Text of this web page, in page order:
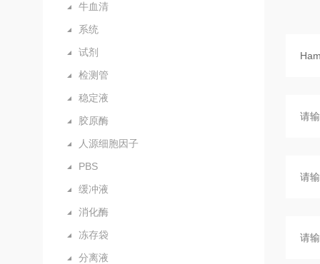
牛血清
系统
试剂
检测管
稳定液
胶原酶
人源细胞因子
PBS
缓冲液
消化酶
冻存袋
分离液